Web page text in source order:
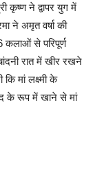
कृष्ण ने द्वापर युग में
ने अमृत वर्षा की
कलाओं से परिपूर्ण
रात में खीर रखने
मां लक्ष्‍मी के
के रूप में खाने से मां